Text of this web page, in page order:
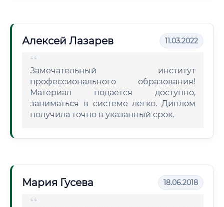
Алексей Лазарев 11.03.2022
Замечательный институт
профессионального образования!
Материал подается доступно,
заниматься в системе легко. Диплом
получила точно в указанный срок.
Мария Гусева 18.06.2018